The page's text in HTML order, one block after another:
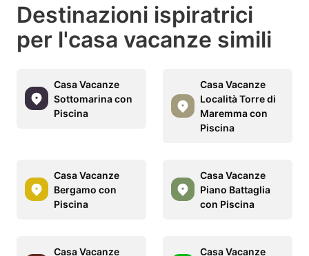
Destinazioni ispiratrici
per l'casa vacanze simili
Casa Vacanze
Sottomarina con
Piscina
Casa Vacanze
Località Torre di
Maremma con
Piscina
Casa Vacanze
Bergamo con
Piscina
Casa Vacanze
Piano Battaglia
con Piscina
Casa Vacanze Casa Vacanze